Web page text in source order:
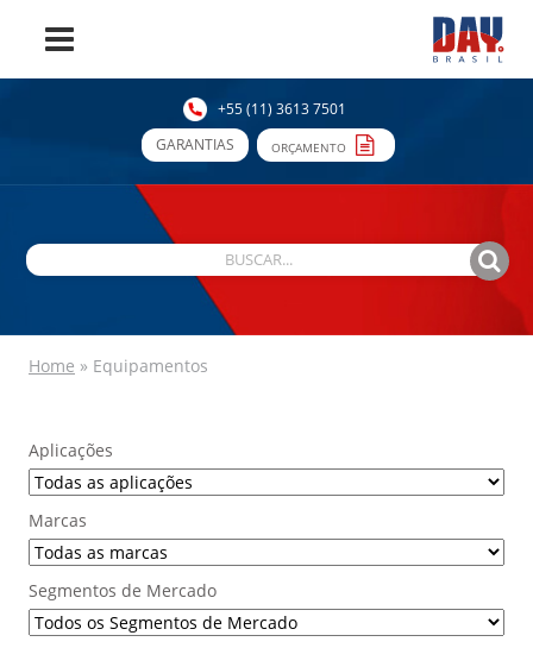
+55 (11) 3613 7501
GARANTIAS
ORÇAMENTO
Home » Equipamentos
Aplicações
Marcas
Segmentos de Mercado